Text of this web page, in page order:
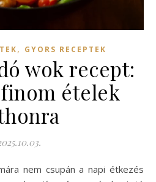
, GYORS RECEPTEK
wok recept:
ételek